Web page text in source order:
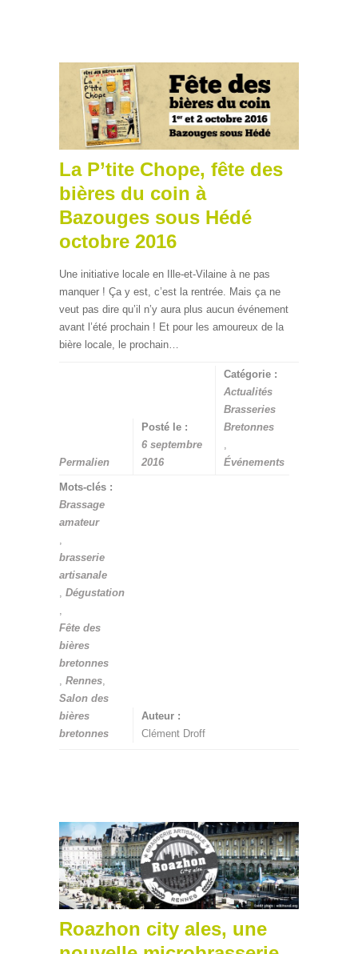
La P’tite Chope, fête des
bières du coin à
Bazouges sous Hédé
octobre 2016
Une initiative locale en Ille-et-Vilaine à ne pas
manquer ! Ça y est, c’est la rentrée. Mais ça ne
veut pas dire qu’il n’y aura plus aucun événement
avant l’été prochain ! Et pour les amoureux de la
bière locale, le prochain…
Permalien
Posté le :
6 septembre
2016
Catégorie :
Actualités
Brasseries
Bretonnes
,
Événements
Mots-clés :
Brassage
amateur
,
brasserie
artisanale
, Dégustation
,
Fête des
bières
bretonnes
, Rennes,
Salon des
bières
bretonnes
Auteur :
Clément Droff
Roazhon city ales, une